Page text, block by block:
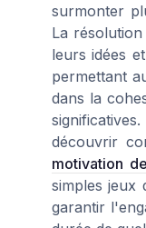
surmonter
La
leurs idées
permettant
dans la
découvrir
motivation
simples jeux
garantir